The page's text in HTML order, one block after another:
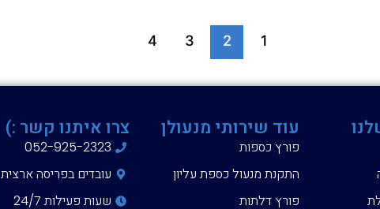
1
2
3
4
עוד שירותי מנעולן
פורץ כספות
התקנת מנעול כספת עליון
פורץ דלתות
צרו איתנו קשר :)
052-925-2323
עובדים בפריסה ארצית
שעות פעילות 24/7